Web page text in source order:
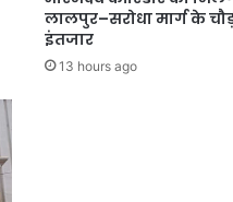
लालपुर–सरोधा मार्ग के
इंतजार
13 hours ago